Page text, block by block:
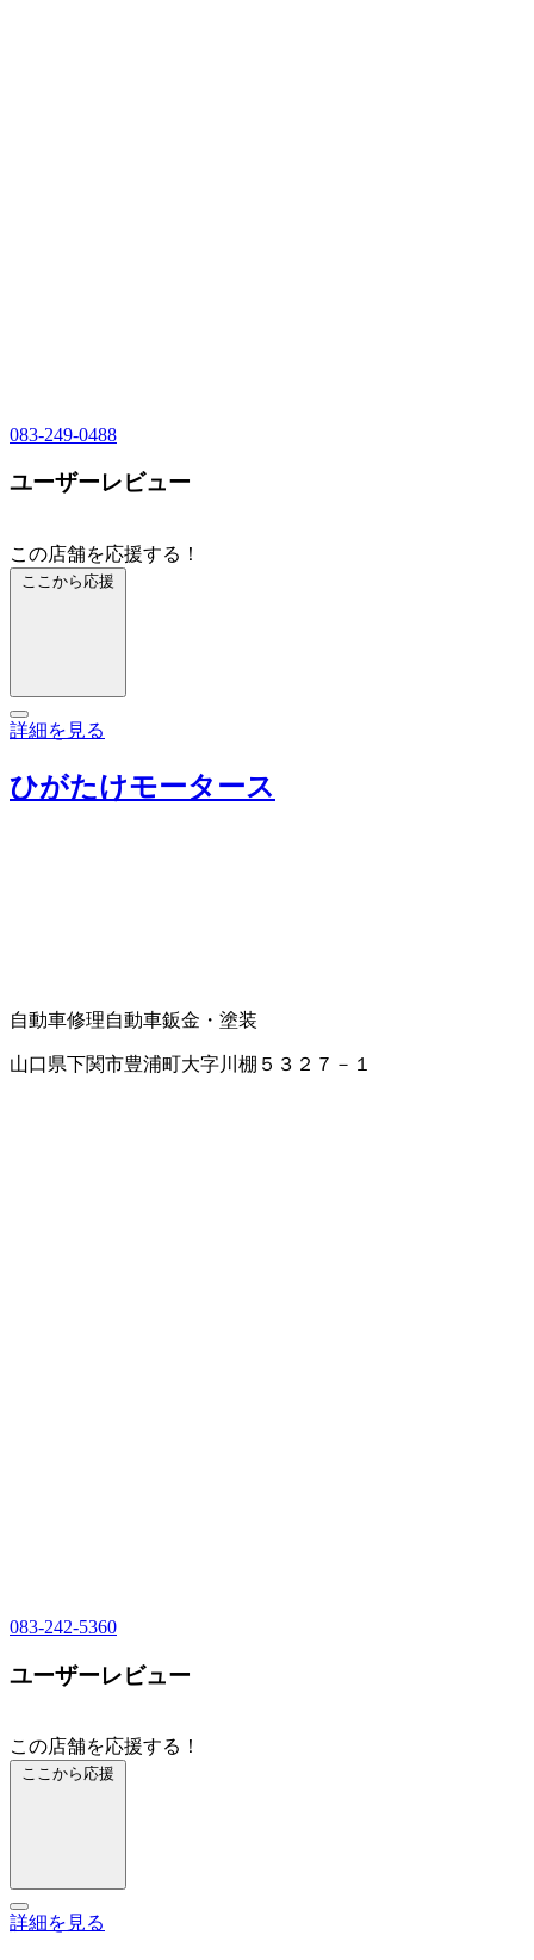
083-249-0488
ユーザーレビュー
この店舗を応援する！
ここから応援
詳細を見る
ひがたけモータース
自動車修理自動車鈑金・塗装
山口県下関市豊浦町大字川棚５３２７－１
083-242-5360
ユーザーレビュー
この店舗を応援する！
ここから応援
詳細を見る